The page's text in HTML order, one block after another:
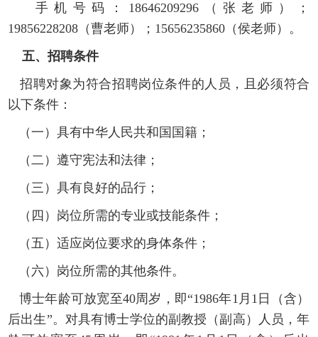
手机号码： 18646209296（张老师）；
19856228208（曹老师）；15656235860（侯老师）。
五、招聘条件
招聘对象为符合招聘岗位条件的人员，且必须符合
以下条件：
（一）具有中华人民共和国国籍；
（二）遵守宪法和法律；
（三）具有良好的品行；
（四）岗位所需的专业或技能条件；
（五）适应岗位要求的身体条件；
（ 六） 岗位所需的其他条件。
博士年龄可放宽至40周岁，即“1986年1月1日（含）
后出生”。对具有博士学位的副教授（副高）
人员 ，年